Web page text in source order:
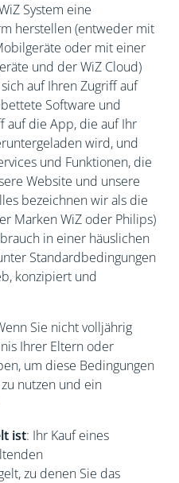
System eine
herstellen (entweder mit
oder mit einer
und der WiZ Cloud)
auf Ihren Zugriff auf
Software und
auf die App, die auf Ihr
wird, und
und Funktionen, die
Website und unsere
bezeichnen wir als die
Marken WiZ oder Philips)
in einer häuslichen
Standardbedingungen
konzipiert und
Sie nicht volljährig
Ihrer Eltern oder
um diese Bedingungen
nutzen und ein
ist: Ihr Kauf eines
zu denen Sie das